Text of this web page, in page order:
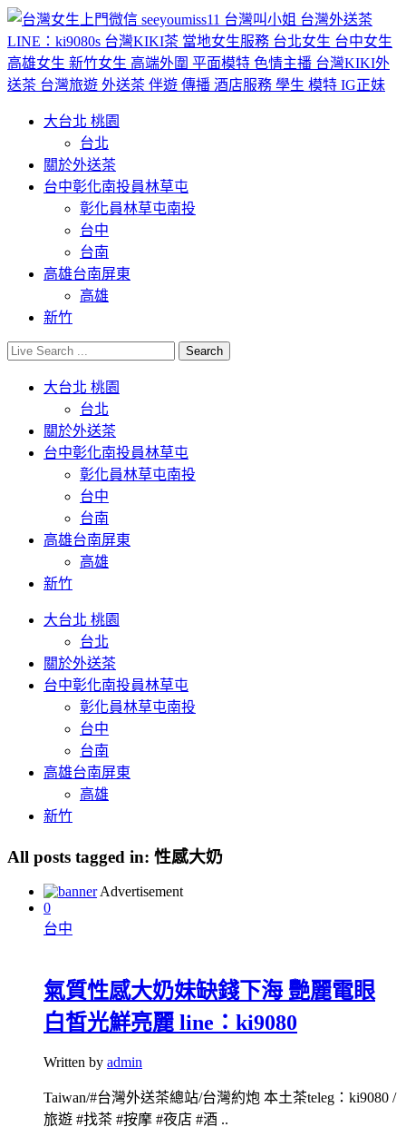
大台北 桃園
台北
關於外送茶
台中彰化南投員林草屯
彰化員林草屯南投
台中
台南
高雄台南屏東
高雄
新竹
大台北 桃園
台北
關於外送茶
台中彰化南投員林草屯
彰化員林草屯南投
台中
台南
高雄台南屏東
高雄
新竹
大台北 桃園
台北
關於外送茶
台中彰化南投員林草屯
彰化員林草屯南投
台中
台南
高雄台南屏東
高雄
新竹
All posts tagged in: 性感大奶
Advertisement
0
台中
氣質性感大奶妹缺錢下海 艷麗電眼
白皙光鮮亮麗 line：ki9080
Written by admin
Taiwan/#台灣外送茶總站/台灣約炮 本土茶teleg：ki9080 /
旅遊 #找茶 #按摩 #夜店 #酒 ..